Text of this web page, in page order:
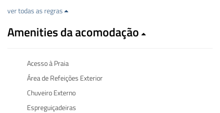
ver todas as regras
Amenities da acomodação
Acesso à Praia
Área de Refeições Exterior
Chuveiro Externo
Espreguiçadeiras